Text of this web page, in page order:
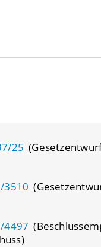
25
3510
4497